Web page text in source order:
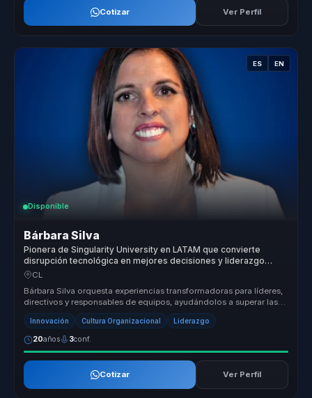
Cotizar Ver Perfil
ES EN
Disponible
Bárbara Silva
Pionera de Singularity University en LATAM que convierte
disrupción tecnológica en mejores decisiones y liderazgo
digital para empresas.
CL
Bárbara Silva orquesta experiencias transformadoras para líderes,
directivos y responsables de equipos, ayudándolos a superar las
barrera...
Innovación Cultura Organizacional Liderazgo
20años 3conf.
Cotizar Ver Perfil